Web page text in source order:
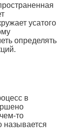
усатого
определять
в
то
называется